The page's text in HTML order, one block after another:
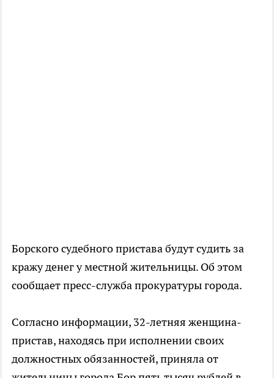
Борского судебного пристава будут судить за
кражу денег у местной жительницы. Об этом
сообщает пресс-служба прокуратуры города.
Согласно информации, 32-летняя женщина-
пристав, находясь при исполнении своих
должностных обязанностей, приняла от